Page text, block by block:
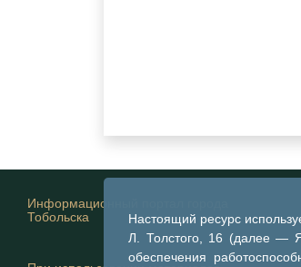
Настоящий ресурс
Л. Толстого, 16 (далее —
обеспечения
Информационный портал города
Тобольска